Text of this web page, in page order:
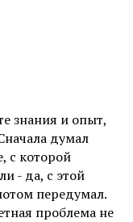
знания и опыт,
думал
с которой
- да, с этой
передумал.
проблема не